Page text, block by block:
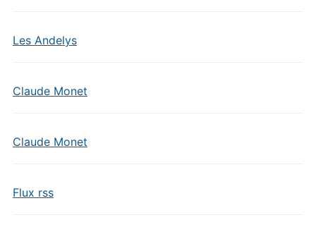
Les Andelys
Claude Monet
Claude Monet
Flux rss